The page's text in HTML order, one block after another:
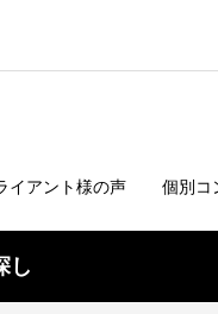
イアント様の声 個別コ
し